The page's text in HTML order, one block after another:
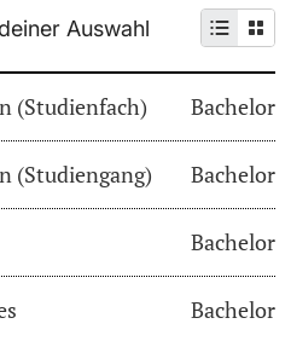
& Alumni
& Schnuppern
Auswahl
(Studienfach) Bachelor
(Studiengang) Bachelor
Bachelor
Bachelor